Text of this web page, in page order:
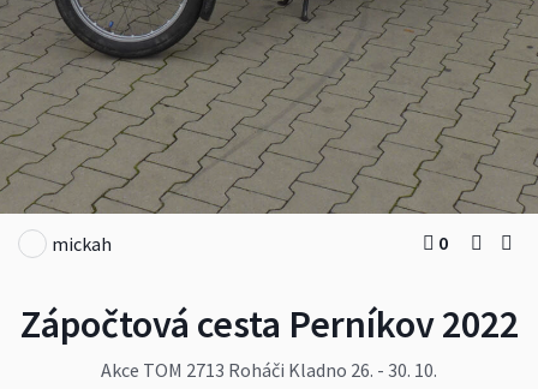
Zápočtová cesta Perníkov 2022
Akce TOM 2713 Roháči Kladno 26. - 30. 10.
mickah 0